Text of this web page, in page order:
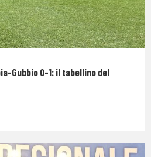
Gubbio 0-1: il tabellino del